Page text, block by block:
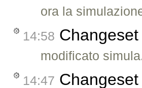
ora la
14:58
modificato
14:47